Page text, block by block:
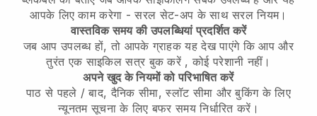
आपके लिए काम करेगा - सरल सेट-अप के साथ सरल नियम।
वास्तविक समय की उपलब्धियां प्रदर्शित करें
जब आप उपलब्ध हों, तो आपके ग्राहक यह देख पाएंगे कि आपऔर
तुरंत एक साइकिल सत्र बुक करें , कोई परेशानी नहीं।
अपने खुद के नियमों को परिभाषित करें
पाठ से पहले / बाद, दैनिक सीमा, स्लॉट सीमा और बुकिंग के लिए
न्यूनतम सूचना के लिए बफर समय निर्धारित करें।